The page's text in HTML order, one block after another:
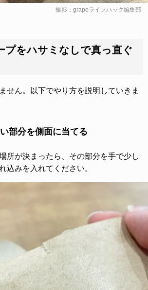
撮影：grapeライフハック編集部
プをハサミなしで真っ直ぐ
せん。以下でやり方を説明していきま
部分を側面に当てる
所が決まったら、その部分を手で少し
込みを入れてください。